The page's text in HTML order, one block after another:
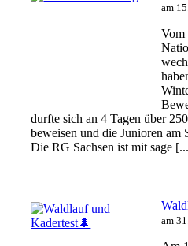
am
Vom
durfte sich an 4 Tagen über
beweisen und die Junioren am
Die RG Sachsen ist mit sage
am